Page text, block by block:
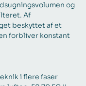
og
Af
beskyttet af et
forbliver konstant
i flere faser